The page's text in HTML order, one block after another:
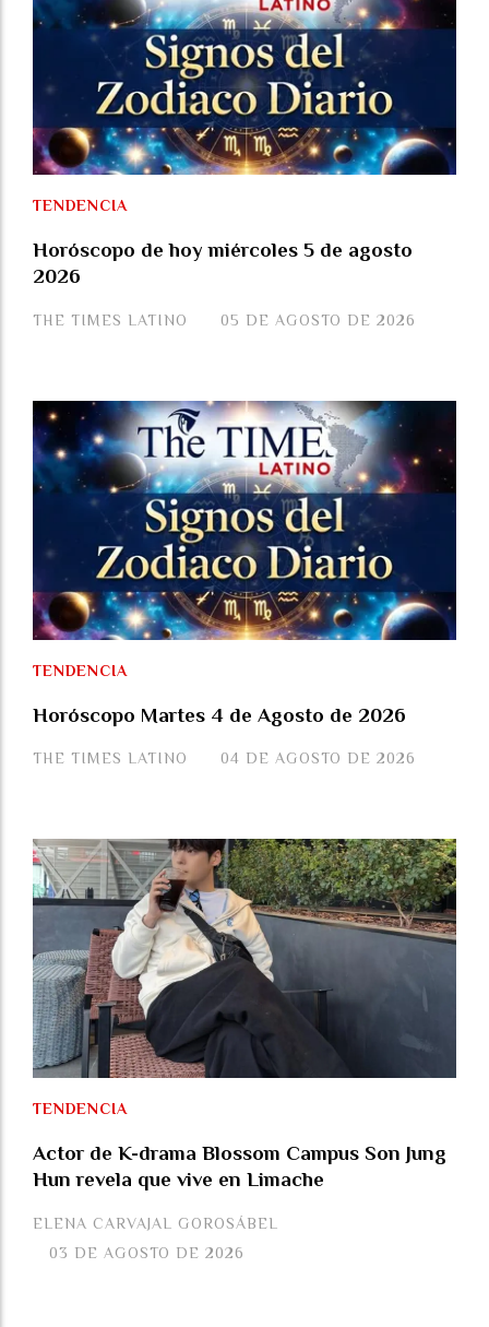
Horóscopo de hoy miércoles 5 de agosto
2026
THE TIMES LATINO
TENDENCIA
05 DE AGOSTO DE 2026
Horóscopo Martes 4 de Agosto de 2026
THE TIMES LATINO
TENDENCIA
04 DE AGOSTO DE 2026
Actor de K-drama Blossom Campus Son Jung
Hun revela que vive en Limache
ELENA CARVAJAL GOROSÁBEL
TENDENCIA
03 DE AGOSTO DE 2026